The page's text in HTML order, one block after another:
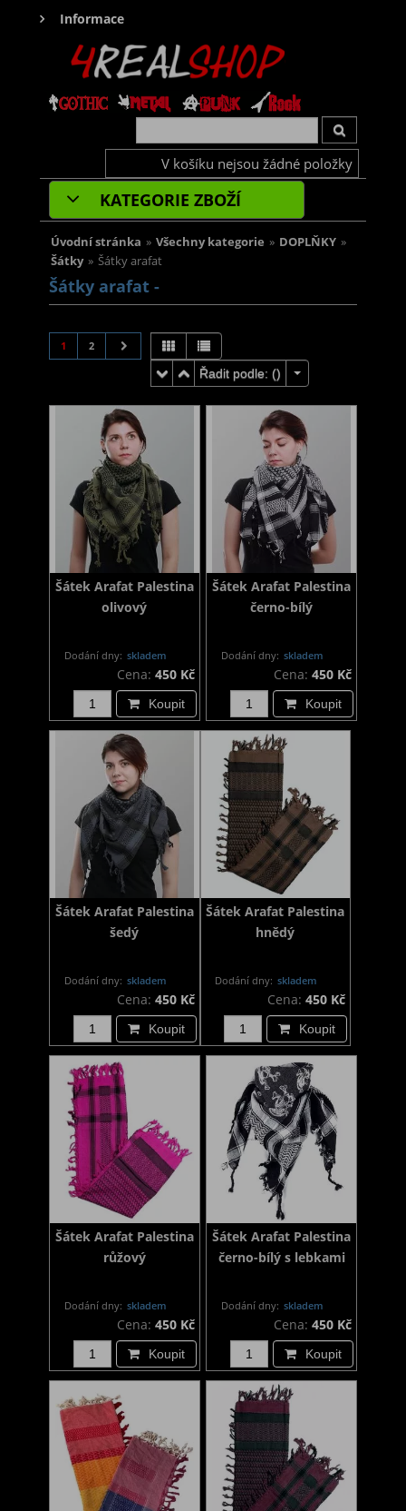
Informace
V košíku nejsou žádné položky
KATEGORIE ZBOŽÍ
Úvodní stránka » Všechny kategorie » DOPLŇKY »
Šátky » Šátky arafat
Šátky arafat -
1 2
Řadit podle: ()
Šátek Arafat Palestina
olivový
Dodání dny: skladem
Cena: 450 Kč
Koupit
Šátek Arafat Palestina
černo-bílý
Dodání dny: skladem
Cena: 450 Kč
Koupit
Šátek Arafat Palestina
šedý
Dodání dny: skladem
Cena: 450 Kč
Koupit
Šátek Arafat Palestina
hnědý
Dodání dny: skladem
Cena:450 Kč
Koupit
Šátek Arafat Palestina
růžový
Dodání dny: skladem
Cena: 450 Kč
Koupit
Šátek Arafat Palestina
černo-bílý s lebkami
Dodání dny: skladem
Cena: 450 Kč
Koupit